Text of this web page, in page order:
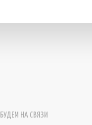
БУДЕМ НА СВЯЗИ